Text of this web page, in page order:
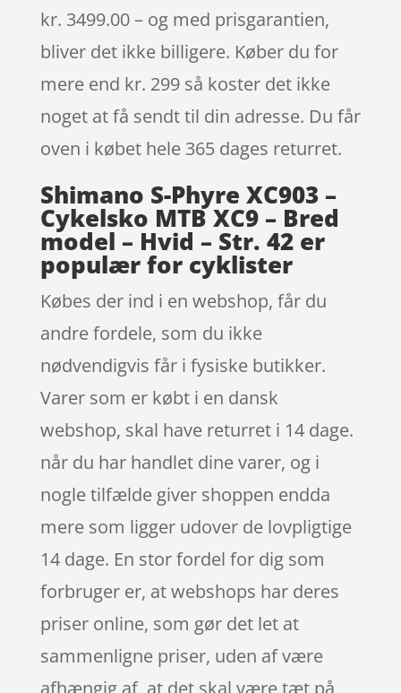
kr. 3499.00 – og med prisgarantien,
bliver det ikke billigere. Køber du for
mere end kr. 299 så koster det ikke
noget at få sendt til din adresse. Du får
oven i købet hele 365 dages returret.
Shimano S-Phyre XC903 –
Cykelsko MTB XC9 – Bred
model – Hvid – Str. 42 er
populær for cyklister
Købes der ind i en webshop, får du
andre fordele, som du ikke
nødvendigvis får i fysiske butikker.
Varer som er købt i en dansk
webshop, skal have returret i 14 dage.
når du har handlet dine varer, og i
nogle tilfælde giver shoppen endda
mere som ligger udover de lovpligtige
14 dage. En stor fordel for dig som
forbruger er, at webshops har deres
priser online, som gør det let at
sammenligne priser, uden af være
afhængig af, at det skal være tæt på